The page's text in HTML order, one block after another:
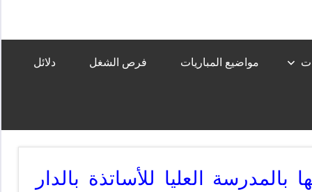
مواضيع المباريات فرص الشغل دلائل
العليا للأساتذة بالدار